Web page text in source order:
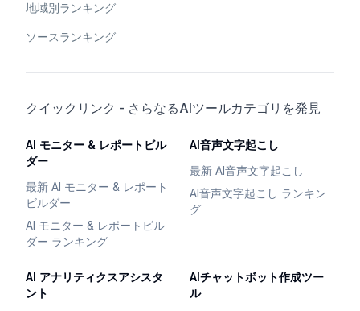
地域別ランキング
ソースランキング
クイックリンク - さらなるAIツールカテゴリを発見
AI モニター & レポートビル
ダー
最新 AI モニター & レポート
ビルダー
AI モニター & レポートビル
ダー ランキング
AI音声文字起こし
最新 AI音声文字起こし
AI音声文字起こし ランキン
グ
AI アナリティクスアシスタ
ント
AIチャットボット作成ツー
ル